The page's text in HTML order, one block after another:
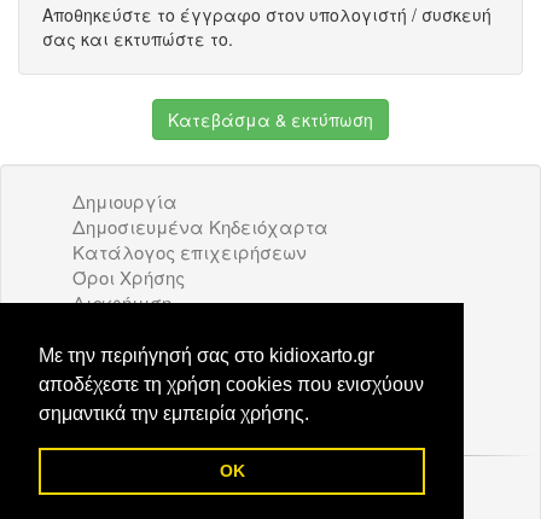
Με την περιήγησή σας στο kidioxarto.gr
αποδέχεστε τη χρήση cookies που ενισχύουν
σημαντικά την εμπειρία χρήσης.
OK
Αποθηκεύστε το έγγραφο στον υπολογιστή / συσκευή
σας και εκτυπώστε το.
Κατεβάσμα & εκτύπωση
Δημιουργία
Δημοσιευμένα Κηδειόχαρτα
Κατάλογος επιχειρήσεων
Όροι Χρήσης
Διαφήμιση
kidioxarto.gr
© 2026 Kidioxarto.gr /Επικοινωνία